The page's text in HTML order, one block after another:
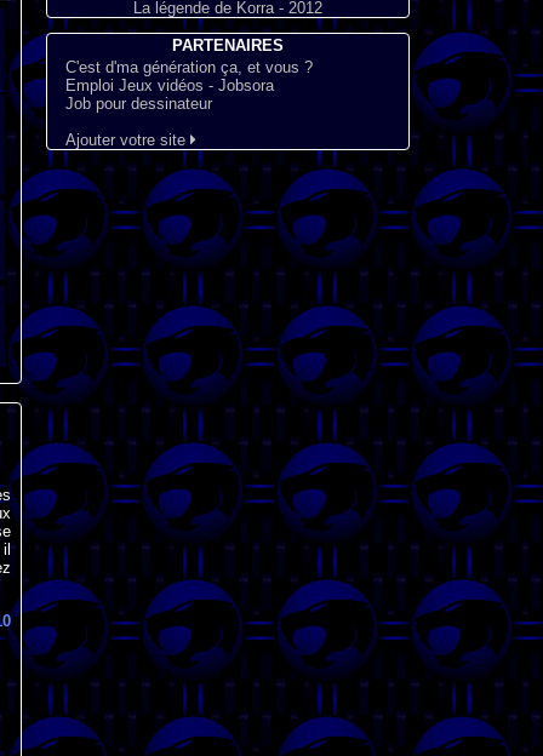
il
La légende de Korra - 2012
PARTENAIRES
C'est d'ma génération ça, et vous ?
Emploi Jeux vidéos - Jobsora
Job pour dessinateur
Ajouter votre site